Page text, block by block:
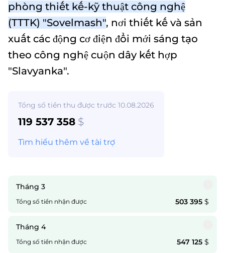
phòng thiết kế-kỹ thuật công nghệ
(TTTK) "Sovelmash", nơi thiết kế và sản
xuất các động cơ điện đổi mới sáng tạo
theo công nghệ cuộn dây kết hợp
"Slavyanka".
Tổng số tiền thu được trước 10.08.2026
119 537 358 $
Tìm hiểu thêm về tài trợ
Tháng 3
Tổng số tiền nhận được 503 395 $
Tháng 4
Tổng số tiền nhận được 547 125 $